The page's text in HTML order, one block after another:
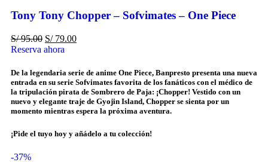
Tony Tony Chopper – Sofvimates – One Piece
S/95.00 S/79.00
Reserva ahora
De la legendaria serie de anime One Piece, Banpresto presenta una nueva
entrada en su serie Sofvimates favorita de los fanáticos con el médico de
la tripulación pirata de Sombrero de Paja: ¡Chopper! Vestido con un
nuevo y elegante traje de Gyojin Island, Chopper se sienta por un
momento mientras espera la próxima aventura.
¡Pide el tuyo hoy y añádelo a tu colección!
-37%